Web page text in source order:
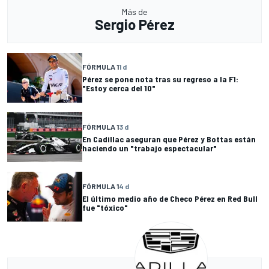
Más de
Sergio Pérez
FÓRMULA 11 d
Pérez se pone nota tras su regreso a la F1:
"Estoy cerca del 10"
FÓRMULA 13 d
En Cadillac aseguran que Pérez y Bottas están
haciendo un "trabajo espectacular"
FÓRMULA 14 d
El último medio año de Checo Pérez en Red Bull
fue "tóxico"